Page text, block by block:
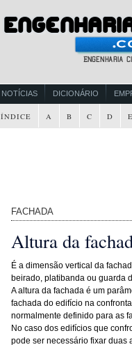
NOTÍCIAS DICIONÁRIO
ÍNDICE A B C D E
FACHADA
Altura da
É a dimensão vertical da
beirado, platibanda ou guarda
A altura da fachada é um
fachada do edifício na
normalmente definido para as
No caso dos edifícios que
pode ser necessário fixar duas